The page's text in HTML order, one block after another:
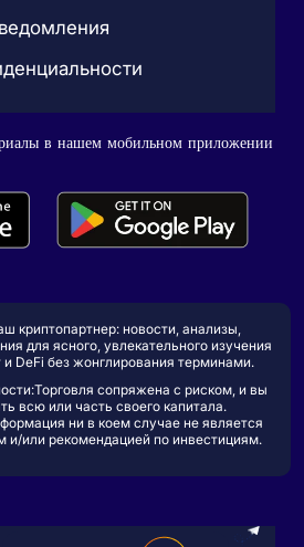
в нашем мобильном приложении
криптопартнер: новости, анализы,
для ясного, увлекательного изучения
DeFi без жонглирования терминами.
сопряжена с риском, и вы
всю или часть своего капитала.
ни в коем случае не является
и/или рекомендацией по инвестициям.